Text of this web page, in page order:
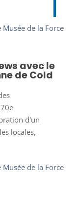
avec le
de Cold
70e
d'un
locales,